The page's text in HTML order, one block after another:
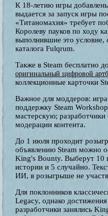
К 18-летию игры
выдается за запуск игры
«Титаномахия» требует
Королеву пауков по ходу
выполнившие это
каталога Fulqrum.
Также в Steam бесплатно
оригинальный цифровой
коллекционные карточки
Важное для моддеров:
поддержку Steam
мастерскую;
модерации контента.
До 1 июля проходит
объявлению Steam можно
King's Bounty. Выберут 10
истории и 5 случайно.
ИИ, в розыгрыше не
Для поклонников
Legacy, однако
разработчики занялись